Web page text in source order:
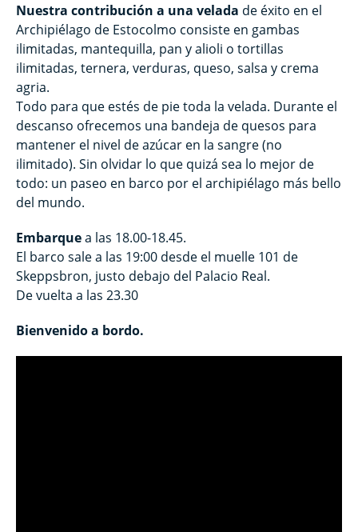
Nuestra contribución a una velada de éxito en el
Archipiélago de Estocolmo consiste en gambas
ilimitadas, mantequilla, pan y alioli o tortillas
ilimitadas, ternera, verduras, queso, salsa y crema
agria.
Todo para que estés de pie toda la velada. Durante el
descanso ofrecemos una bandeja de quesos para
mantener el nivel de azúcar en la sangre (no
ilimitado). Sin olvidar lo que quizá sea lo mejor de
todo: un paseo en barco por el archipiélago más bello
del mundo.
Embarquea las 18.00-18.45.
El barco sale a las 19:00 desde el muelle 101 de
Skeppsbron, justo debajo del Palacio Real.
De vuelta a las 23.30
Bienvenido a bordo.